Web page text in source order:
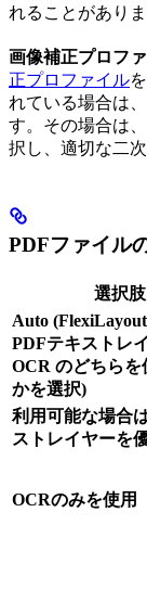
れることがありま
画像補正プロフ
正プロファイル
れている場合は
す。その場合は、
択し、適切な二
PDFファイル
選択肢
Auto
PDFテキストレ
OCR のどちらを
かを選択)
利用可能な場合
ストレイヤーを
OCRのみを使用